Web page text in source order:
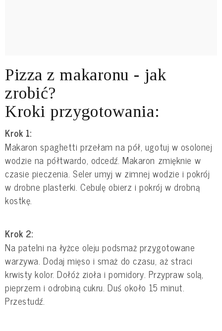
Pizza z makaronu - jak
zrobić?
Kroki przygotowania:
Krok 1:
Makaron spaghetti przełam na pół, ugotuj w osolonej
wodzie na półtwardo, odcedź. Makaron zmięknie w
czasie pieczenia. Seler umyj w zimnej wodzie i pokrój
w drobne plasterki. Cebulę obierz i pokrój w drobną
kostkę.
Krok 2:
Na patelni na łyżce oleju podsmaż przygotowane
warzywa. Dodaj mięso i smaż do czasu, aż straci
krwisty kolor. Dołóż zioła i pomidory. Przypraw solą,
pieprzem i odrobiną cukru. Duś około 15 minut.
Przestudź.